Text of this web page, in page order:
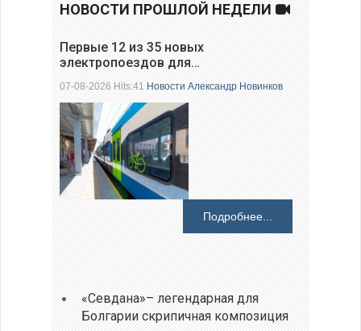
НОВОСТИ ПРОШЛОЙ НЕДЕЛИ
Первые 12 из 35 новых
электропоездов для…
07-08-2026 Hits:41Новости Александр Новинков
Подробнее...
«Севдана»– легендарная для
Болгарии скрипичная композиция